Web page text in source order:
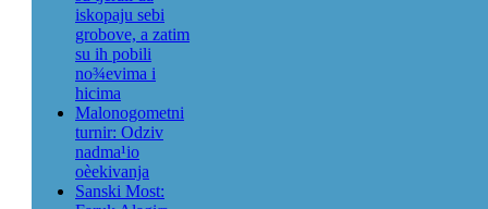
iskopaju sebi
grobove, a zatim
su ih pobili
no¾evima i
hicima
Malonogometni
turnir: Odziv
nadma¹io
oèekivanja
Sanski Most: